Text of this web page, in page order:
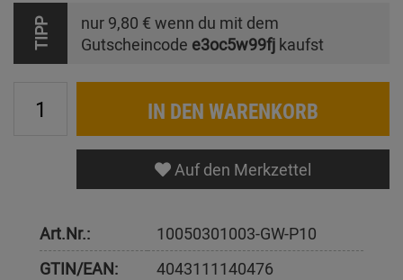
TIPP nur 9,80 € wenn du mit dem
Gutscheincode e3oc5w99fj kaufst
IN DEN WARENKORB
Auf den Merkzettel
Art.Nr.:
10050301003-GW-P10
GTIN/EAN:
4043111140476